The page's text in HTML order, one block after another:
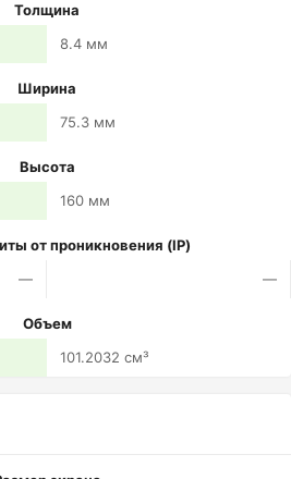
Толщина
8.4 мм
Ширина
75.3 мм
Высота
160 мм
от проникновения (IP)
—
—
Объем
101.2032 см³